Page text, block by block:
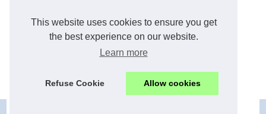
This website uses cookies to ensure you get
the best experience on our website.
Learn more
Refuse Cookie Allow cookies
Les meilleurs types de...
Panorama des hébergements de...
Top des vacances en normandie...